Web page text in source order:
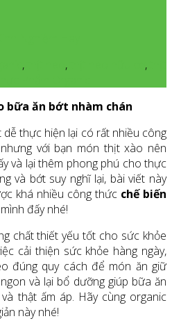
, , ,
bữa ăn bớt nhàm chán
dễ thực hiện lại có rất nhiều công
với bạn món thịt xào nên
và lại thêm phong phú cho thực
và bớt suy nghĩ lại, bài viết này
khá nhiều công thức chế biến
đấy nhé!
chất thiết yếu tốt cho sức khỏe
cải thiện sức khỏe hàng ngày,
đúng quy cách để món ăn giữ
và lại bổ dưỡng giúp bữa ăn
thật ấm áp. Hãy cùng organic
này nhé!